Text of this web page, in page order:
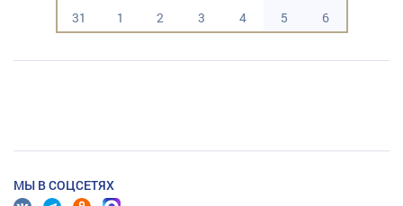
31
1 2 3 4 5 6
МЫ В СОЦСЕТЯХ